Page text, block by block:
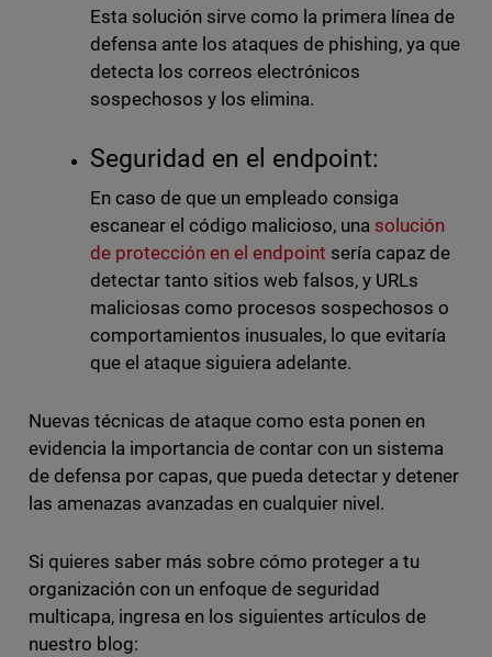
Esta solución sirve como la primera línea de
defensa ante los ataques de phishing, ya que
detecta los correos electrónicos
sospechosos y los elimina.
Seguridad en el endpoint:
En caso de que un empleado consiga
escanear el código malicioso, una solución
de protección en el endpoint sería capaz de
detectar tanto sitios web falsos, y URLs
maliciosas como procesos sospechosos o
comportamientos inusuales, lo que evitaría
que el ataque siguiera adelante.
Nuevas técnicas de ataque como esta ponen en
evidencia la importancia de contar con un sistema
de defensa por capas, que pueda detectar y detener
las amenazas avanzadas en cualquier nivel.
Si quieres saber más sobre cómo proteger a tu
organización con un enfoque de seguridad
multicapa, ingresa en los siguientes artículos de
nuestro blog: